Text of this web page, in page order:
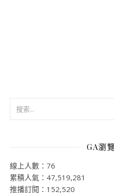
GA瀏
線上人數：76
累積人氣：47,519,281
推播訂閱：152,520